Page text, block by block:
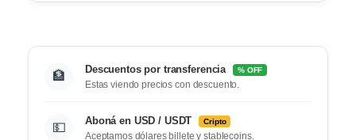
🏦 Descuentos por transferencia % OFF
Estas viendo precios con descuento.
💵 Aboná en USD / USDT Cripto
Aceptamos dólares billete y stablecoins.